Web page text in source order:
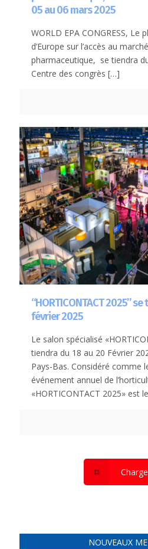
05 au 06 mars 2025
WORLD EPA CONGRESS, Le
d’Europe sur l’accès au
pharmaceutique, se tiendra
Centre des congrès […]
“HORTICONTACT 2025”
février 2025
Le salon spécialisé
tiendra du 18 au 20 Février
Pays-Bas. Considéré comme
événement annuel de
«HORTICONTACT 2025» est le
NOUVEAUX